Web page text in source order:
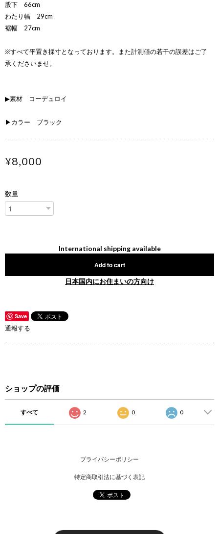
股下 66cm
わたり幅 29cm
裾幅 27cm
※すべて平置き採寸となっております。また計測値の若干の誤差はご了
承くださいませ。
▶素材 コーデュロイ
▶カラー ブラック
¥8,000
数量
International shipping available
Add to cart
日本国内にお住まいの方向け
Save
通報する
ショップの評価
すべて 2 0 0
プライバシーポリシー
特定商取引法に基づく表記